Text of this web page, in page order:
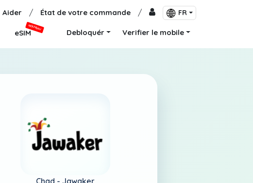
Aider / État de votre commande / FR
eSIM
NOUVEAU
Debloquér Verifier le mobile
Chad - Jawaker